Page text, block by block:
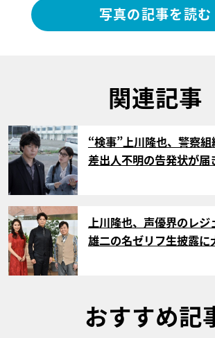
写真の記事を読む
関連記事
サムネイル
“検事”上川隆也、警察組
差出人不明の告発状が
サムネイル
上川隆也、声優界のレジ
雄二の名ゼリフ生披露
おすすめ記